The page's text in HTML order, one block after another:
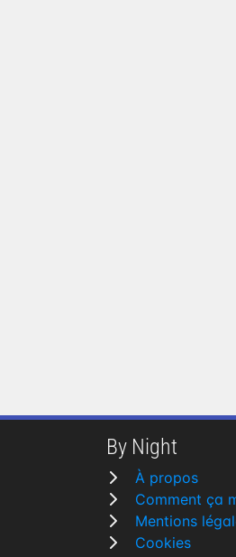
By Night
À propos
Comment ça
Mentions
Cookies